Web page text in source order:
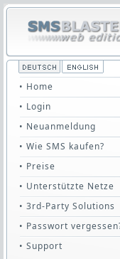
• Home
• Login
• Neuanmeldung
• Wie SMS kaufen?
• Preise
• Unterstützte Netze
• 3rd-Party Solutions
• Passwort
• Support